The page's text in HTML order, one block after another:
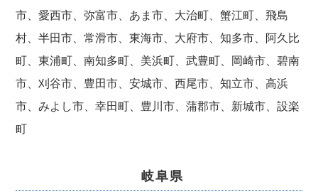
市、愛西市、弥富市、あま市、大治町、蟹江町、飛島
村、半田市、常滑市、東海市、大府市、知多市、阿久比
町、東浦町、南知多町、美浜町、武豊町、岡崎市、碧南
市、刈谷市、豊田市、安城市、西尾市、知立市、高浜
市、みよし市、幸田町、豊川市、蒲郡市、新城市、設楽
町
岐阜県